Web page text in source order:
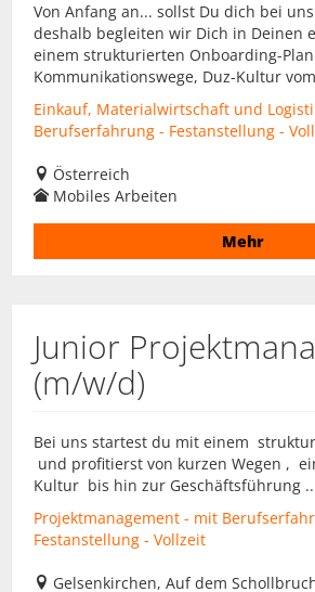
Von Anfang an... sollst Du dich bei
deshalb begleiten wir Dich in Deinen
einem strukturierten Onboarding-
Kommunikationswege, Duz-Kultur
Einkauf, Materialwirtschaft und
Berufserfahrung - Festanstellung -
Österreich
Mobiles Arbeiten
Mehr
Junior
(m/w/d)
Bei uns startest du mit einem
und profitierst von kurzen Wegen ,
Kultur bis hin zur Geschäftsführung
Projektmanagement - mit
Festanstellung - Vollzeit
Gelsenkirchen, Auf dem